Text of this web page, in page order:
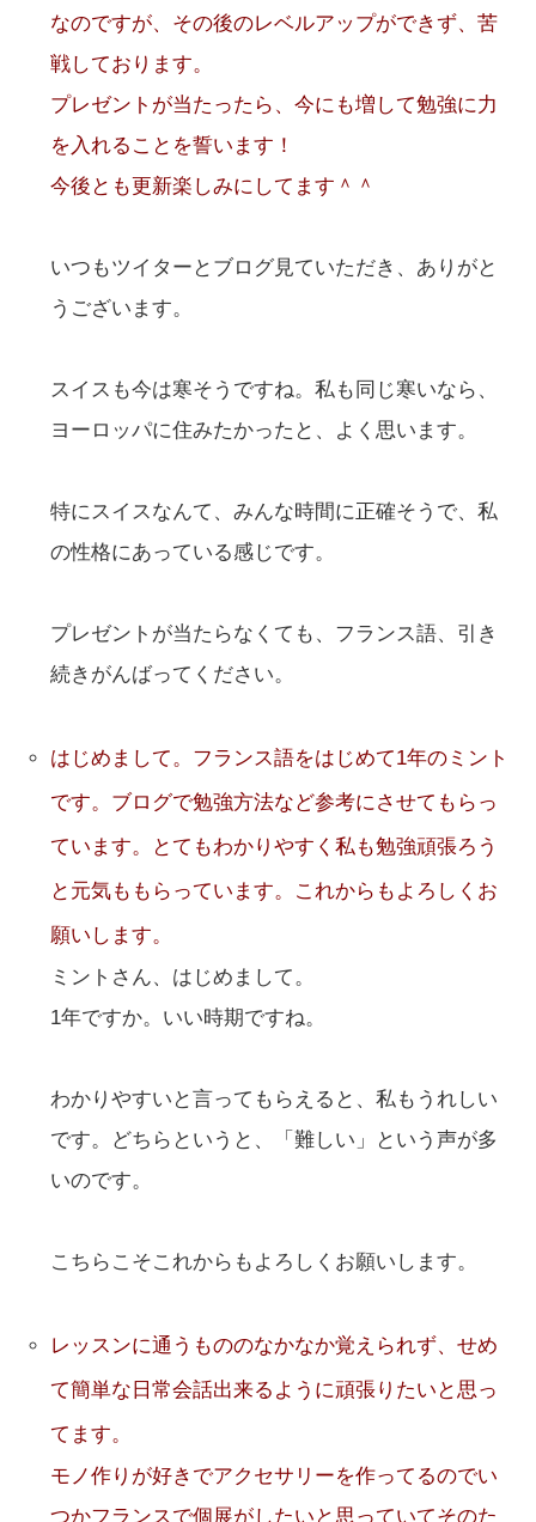
なのですが、その後のレベルアップができず、苦
戦しております。
プレゼントが当たったら、今にも増して勉強に力
を入れることを誓います！
今後とも更新楽しみにしてます＾＾
いつもツイターとブログ見ていただき、ありがと
うございます。
スイスも今は寒そうですね。私も同じ寒いなら、
ヨーロッパに住みたかったと、よく思います。
特にスイスなんて、みんな時間に正確そうで、私
の性格にあっている感じです。
プレゼントが当たらなくても、フランス語、引き
続きがんばってください。
はじめまして。フランス語をはじめて1年のミント
です。ブログで勉強方法など参考にさせてもらっ
ています。とてもわかりやすく私も勉強頑張ろう
と元気ももらっています。これからもよろしくお
願いします。
ミントさん、はじめまして。
1年ですか。いい時期ですね。
わかりやすいと言ってもらえると、私もうれしい
です。どちらというと、「難しい」という声が多
いのです。
こちらこそこれからもよろしくお願いします。
レッスンに通うもののなかなか覚えられず、せめ
て簡単な日常会話出来るように頑張りたいと思っ
てます。
モノ作りが好きでアクセサリーを作ってるのでい
つかフランスで個展がしたいと思っていてそのた